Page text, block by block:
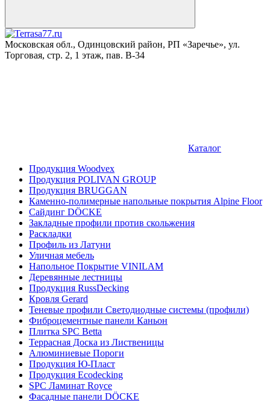
Московская обл., Одинцовский район, РП «Заречье», ул.
Торговая, стр. 2, 1 этаж, пав. B-34
Каталог
Продукция Woodvex
Продукция POLIVAN GROUP
Продукция BRUGGAN
Каменно-полимерные напольные покрытия Alpine Floor
Сайдинг DÖCKE
Закладные профили против скольжения
Раскладки
Профиль из Латуни
Уличная мебель
Напольное Покрытие VINILAM
Деревянные лестницы
Продукция RussDecking
Кровля Gerard
Теневые профили Светодиодные системы (профили)
Фиброцементные панели Каньон
Плитка SPC Betta
Террасная Доска из Лиственицы
Алюминиевые Пороги
Продукция Ю-Пласт
Продукция Ecodecking
SPC Ламинат Royce
Фасадные панели DÖCKE